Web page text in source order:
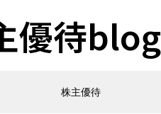
優待blog
株主優待